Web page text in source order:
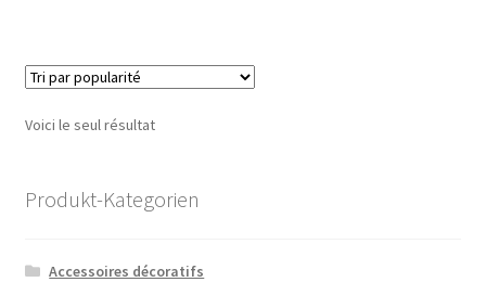
Voici le seul résultat
Produkt-Kategorien
Accessoires décoratifs